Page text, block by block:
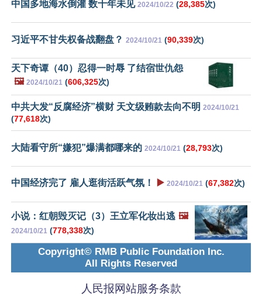
中国多地海水倒灌 数十年未见 2024/10/22 (28,385次)
习近平不甘失权备战翻盘？ 2024/10/21 (90,339次)
天下奇谭（40）忍得一时辱 了结宿世仇怨
🖼️ 2024/10/21 (606,325次)
中共大发“反腐经济”横财 天文级贿款去向不明 2024/10/21
(77,618次)
大陆看守所“嫌犯”爆满都哪来的 2024/10/21 (28,793次)
中国经济完了 雇人逛街活跃气氛！ ▶️ 2024/10/21 (67,382次)
小说：红朝毁灭记（3）王立军化妆出逃 🖼️
2024/10/21 (778,338次)
Copyright© RMB Public Foundation Inc.
All Rights Reserved
人民报网站服务条款